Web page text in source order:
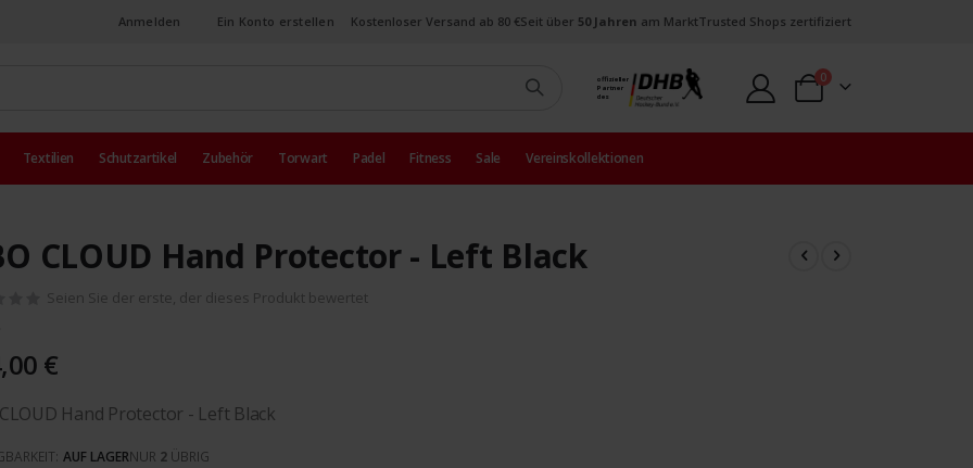
Anmelden Ein Konto erstellen Kostenloser Versand ab 80 €Seit über 50 Jahren am MarktTrusted Shops zertifiziert
offizieller
Partner
des
Warenkorb
0Artikel
Textilien Schutzartikel Zubehör Torwart Padel Fitness Sale Vereinskollektionen
CLOUD Hand Protector - Left Black
Seien Sie der erste, der dieses Produkt bewertet
€
Hand Protector - Left Black
AUF LAGERNUR 2ÜBRIG